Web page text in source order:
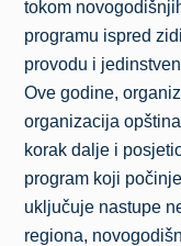
tokom
programu ispred
provodu i
Ove godine,
organizacija
korak dalje i
program koji
uključuje nastupe
regiona,